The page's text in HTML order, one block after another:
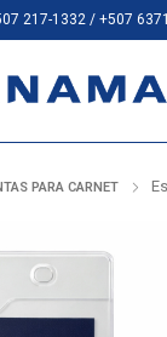
217-1332 / +507
PARA CARNET